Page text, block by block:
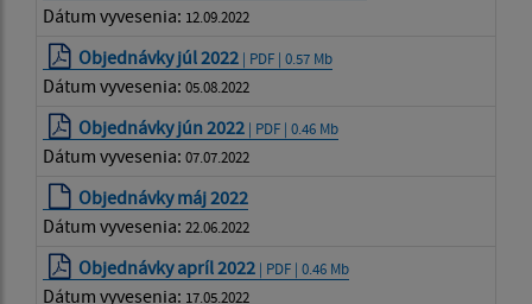
Dátum vyvesenia: 12.09.2022
Objednávky júl 2022 | PDF | 0.57 Mb
Dátum vyvesenia: 05.08.2022
Objednávky jún 2022 | PDF | 0.46 Mb
Dátum vyvesenia: 07.07.2022
Objednávky máj 2022
Dátum vyvesenia: 22.06.2022
Objednávky apríl 2022 | PDF | 0.46 Mb
Dátum vyvesenia: 17.05.2022